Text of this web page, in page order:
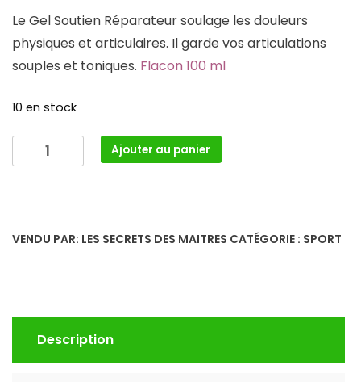
Le Gel Soutien Réparateur soulage les douleurs
physiques et articulaires. Il garde vos articulations
souples et toniques. Flacon 100 ml
10 en stock
quantité
de
Sport
Ajouter au panier
VENDU PAR: LES SECRETS DES MAITRES CATÉGORIE : SPORT
Description